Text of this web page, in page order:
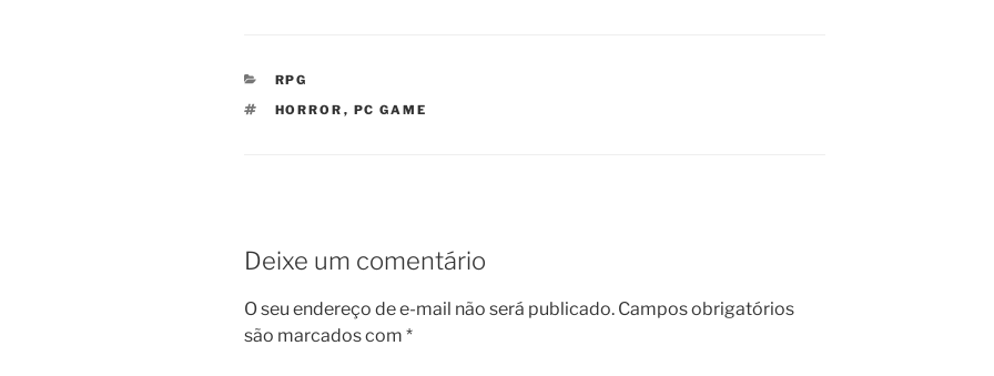
CATEGORIAS
RPG
TAGS
HORROR , PC GAME
Deixe um comentário
O seu endereço de e-mail não será publicado. Campos obrigatórios
são marcados com *